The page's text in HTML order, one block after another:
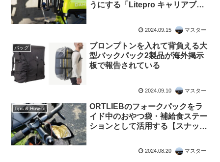
うにする「Litepro キャリアブロ
2024.09.15 マスター
バッグ
ブロンプトンを入れて背負える大
型バックパック2製品が海外掲示
板で報告されている
2024.09.10 マスター
Tips & How-to
ORTLIEBのフォークパックをラ
イド中のおやつ袋・補給食ステー
ションとして活用する【スナック
2024.08.20 マスター